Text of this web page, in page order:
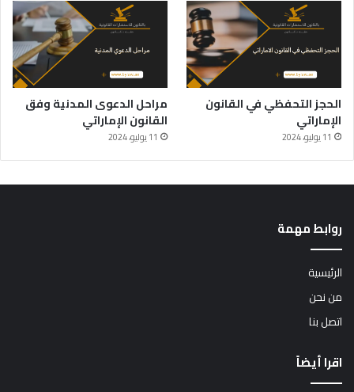
الحجز التحفظي في القانون
الإماراتي
11 يوليو، 2024
مراحل الدعوى المدنية وفق
القانون الإماراتي
11 يوليو، 2024
روابط مهمة
الرئيسية
من نحن
اتصل بنا
اقرا أيضاً